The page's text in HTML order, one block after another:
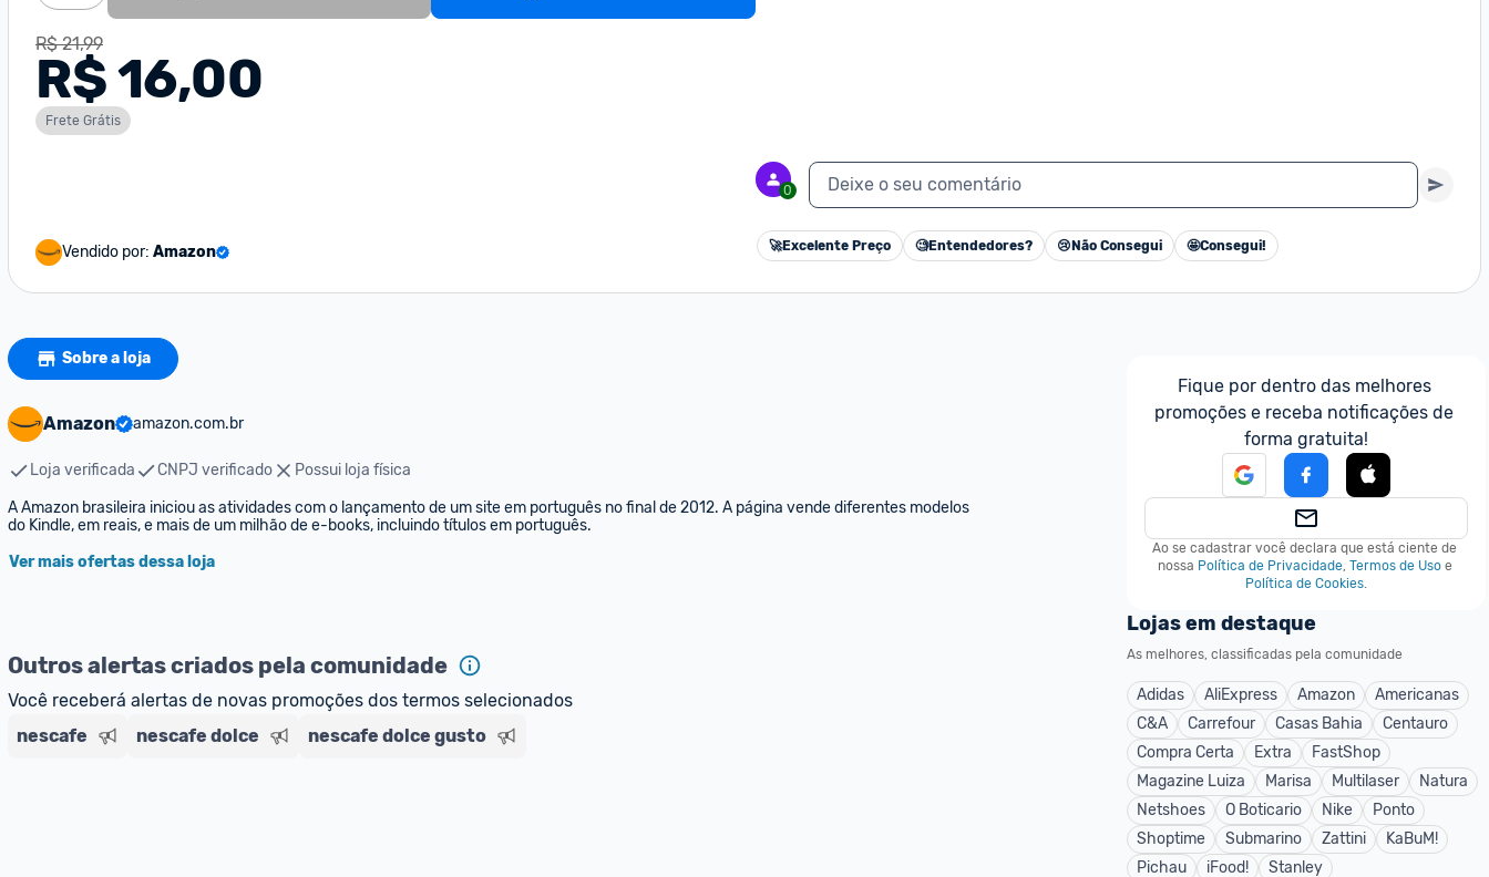
R$ 21,99
R$ 16,00
Frete Grátis
Vendido por: Amazon
0 Deixe o seu comentário
🚀Excelente Preço 🧐Entendedores? 😢 Não Consegui 🤩Consegui!
Sobre a loja
Amazon amazon.com.br
Loja verificada CNPJ verificado
Possui loja física
A Amazon brasileira iniciou as atividades com o lançamento de um site em português no final de 2012. A página vende diferentes modelos
do Kindle, em reais, e mais de um milhão de e-books, incluindo títulos em português.
Ver mais ofertas dessa loja
Outros alertas criados pela comunidade
Você receberá alertas de novas promoções dos termos selecionados
nescafe
nescafe dolce nescafe dolce gusto
Fique por dentro das melhores
promoções e receba notificações de
forma gratuita!
Ao se cadastrar você declara que está ciente de
nossa Política de Privacidade, Termos de Uso e
Política de Cookies.
Lojas em destaque
As melhores, classificadas pela comunidade
Adidas AliExpress Amazon
Americanas
C&A
Carrefour Casas Bahia
Centauro
Compra Certa
Extra
FastShop
Magazine Luiza
Marisa Multilaser
Natura
Netshoes
O Boticario Nike
Ponto
Shoptime
Submarino Zattini
KaBuM!
Pichau
iFood! Stanley